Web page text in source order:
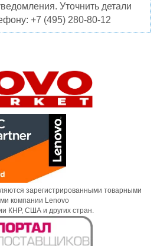
Уточнить детали
+7 (495) 280-80-12
зарегистрированными товарными
компании Lenovo
КНР, США и других стран.